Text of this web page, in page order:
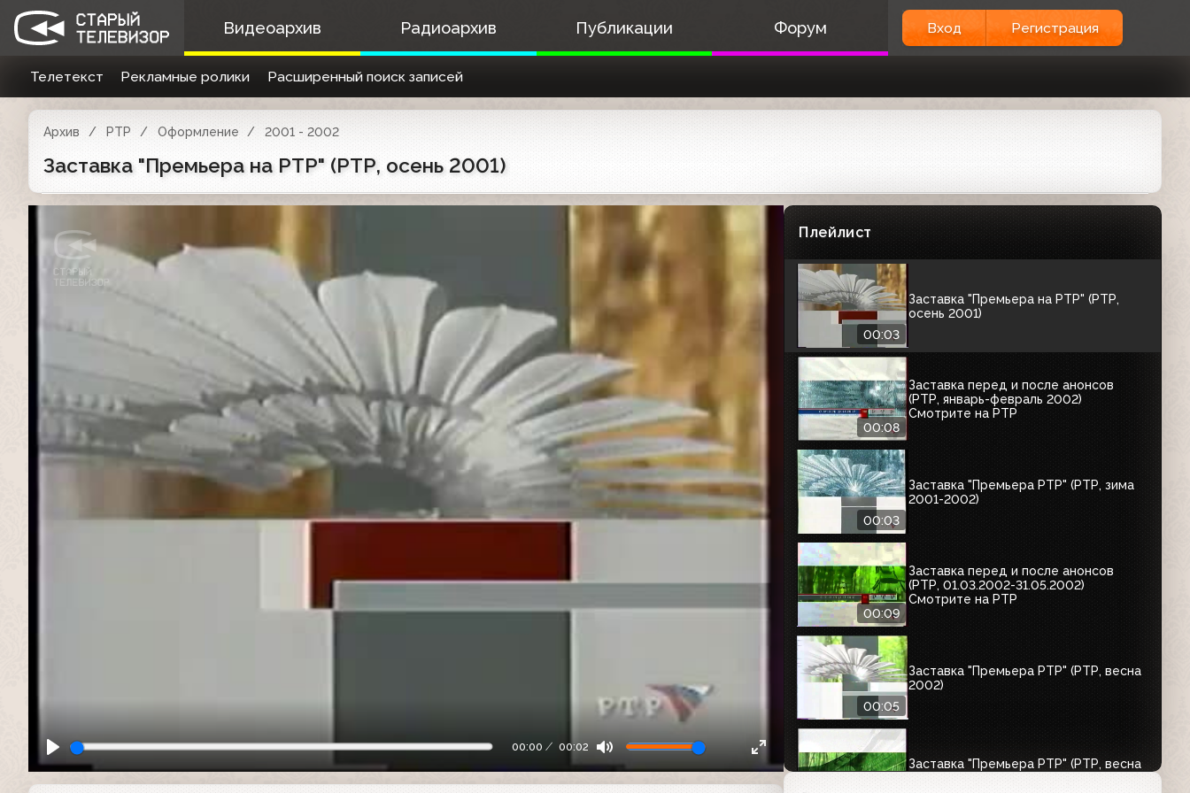
Видеоархив Радиоархив Публикации Форум Вход Регистрация
Телетекст Рекламные ролики Расширенный поиск записей
Архив РТР Оформление 2001 - 2002
Заставка "Премьера на РТР" (РТР, осень 2001)
00:00 00:02
Плейлист
00:27
Промо сайта программы "Вести" и
телеканала Euronews Россия (РТР,
Заставка перед и после анонса (РТР,
00:08
Заставка перед и после анонсов
00:03
Заставка "Премьера на РТР" (РТР,
осень 2001)
00:08
Заставка перед и после анонсов
(РТР, январь-февраль 2002)
Смотрите на РТР
00:03
Заставка "Премьера РТР" (РТР, зима
2001-2002)
00:09
Заставка перед и после анонсов
(РТР, 01.03.2002-31.05.2002)
Смотрите на РТР
00:05
Заставка "Премьера РТР" (РТР, весна
2002)
Заставка "Премьера РТР" (РТР, весна